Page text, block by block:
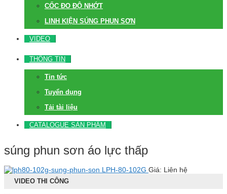
CỐC ĐO ĐỘ NHỚT
LINH KIỆN SÚNG PHUN SƠN
VIDEO
THÔNG TIN
Tin tức
Tuyển dụng
Tải tài liệu
CATALOGUE SẢN PHẨM
súng phun sơn áo lực thấp
LPH-80-102G Giá: Liên hệ
VIDEO THI CÔNG